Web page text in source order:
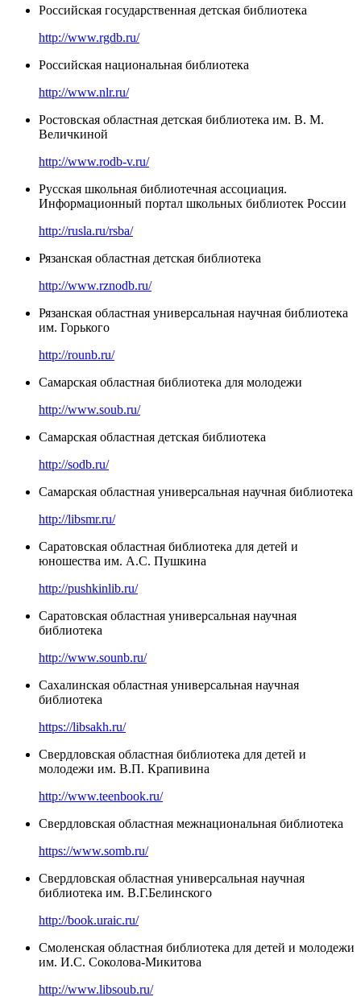
Российская государственная детская библиотека
http://www.rgdb.ru/
Российская национальная библиотека
http://www.nlr.ru/
Ростовская областная детская библиотека им. В. М.
Величкиной
http://www.rodb-v.ru/
Русская школьная библиотечная ассоциация.
Информационный портал школьных библиотек России
http://rusla.ru/rsba/
Рязанская областная детская библиотека
http://www.rznodb.ru/
Рязанская областная универсальная научная библиотека
им. Горького
http://rounb.ru/
Самарская областная библиотека для молодежи
http://www.soub.ru/
Самарская областная детская библиотека
http://sodb.ru/
Самарская областная универсальная научная библиотека
http://libsmr.ru/
Саратовская областная библиотека для детей и
юношества им. А.С. Пушкина
http://pushkinlib.ru/
Саратовская областная универсальная научная
библиотека
http://www.sounb.ru/
Сахалинская областная универсальная научная
библиотека
https://libsakh.ru/
Свердловская областная библиотека для детей и
молодежи им. В.П. Крапивина
http://www.teenbook.ru/
Свердловская областная межнациональная библиотека
https://www.somb.ru/
Свердловская областная универсальная научная
библиотека им. В.Г.Белинского
http://book.uraic.ru/
Смоленская областная библиотека для детей и молодежи
им. И.С. Соколова-Микитова
http://www.libsoub.ru/